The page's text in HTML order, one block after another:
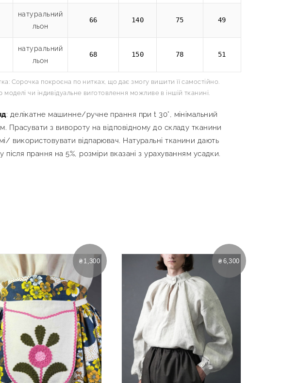
натуральний
льон
66 140 75 49
натуральний
льон
68 150 78 51
Сорочка покроєна по нитках, що дає змогу вишити її самостійно.
моделі чи індивідуальне виготовлення можливе в іншій тканині.
: делікатне машинне/ручне прання при t 30°, мінімальний
Прасувати з вивороту на відповідному до складу тканини
використовувати відпарювач. Натуральні тканини дають
після прання на 5%, розміри вказані з урахуванням усадки.
₴ 1,300 ₴ 6,300